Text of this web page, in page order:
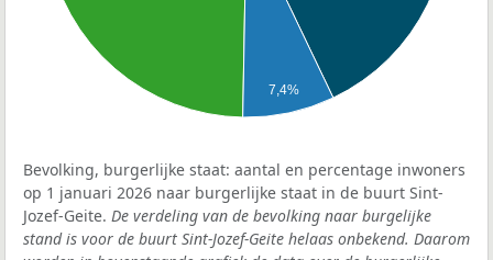
7,4%
Bevolking, burgerlijke staat: aantal en percentage inwoners
op 1 januari 2026 naar burgerlijke staat in de buurt Sint-
Jozef-Geite. De verdeling van de bevolking naar burgelijke
stand is voor de buurt Sint-Jozef-Geite helaas onbekend. Daarom